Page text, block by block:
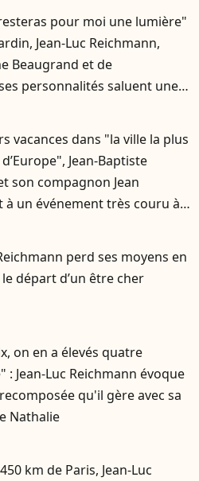
pour moi une lumière"
Jean-Luc Reichmann,
Beaugrand et de
personnalités saluent une
Isabelle Mergault
vacances dans "la ville la plus
Jean-Baptiste
son compagnon Jean
à un événement très couru à
perd ses moyens en
départ d’un être cher
on en a élevés quatre
: Jean-Luc Reichmann évoque
qu'il gère avec sa
Nathalie
km de Paris, Jean-Luc